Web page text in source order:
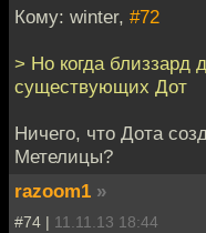
Кому: winter, #72
> Но когда близзард
существующих Дот
Ничего, что Дота
Метелицы?
razoom1 »
#74 | 11.11.13 18:44